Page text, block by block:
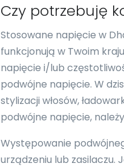
Czy potrzebuję
Stosowane napięcie w
funkcjonują w Twoim
napięcie i/lub
podwójne napięcie. W
stylizacji włosów,
podwójne napięcie,
Występowanie
urządzeniu lub zasilaczu.